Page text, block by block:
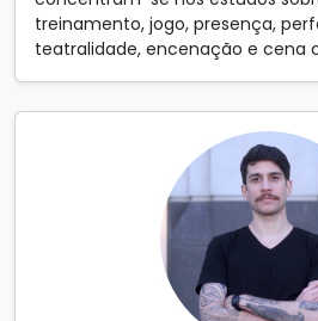
treinamento, jogo, presença,
teatralidade, encenação e cena